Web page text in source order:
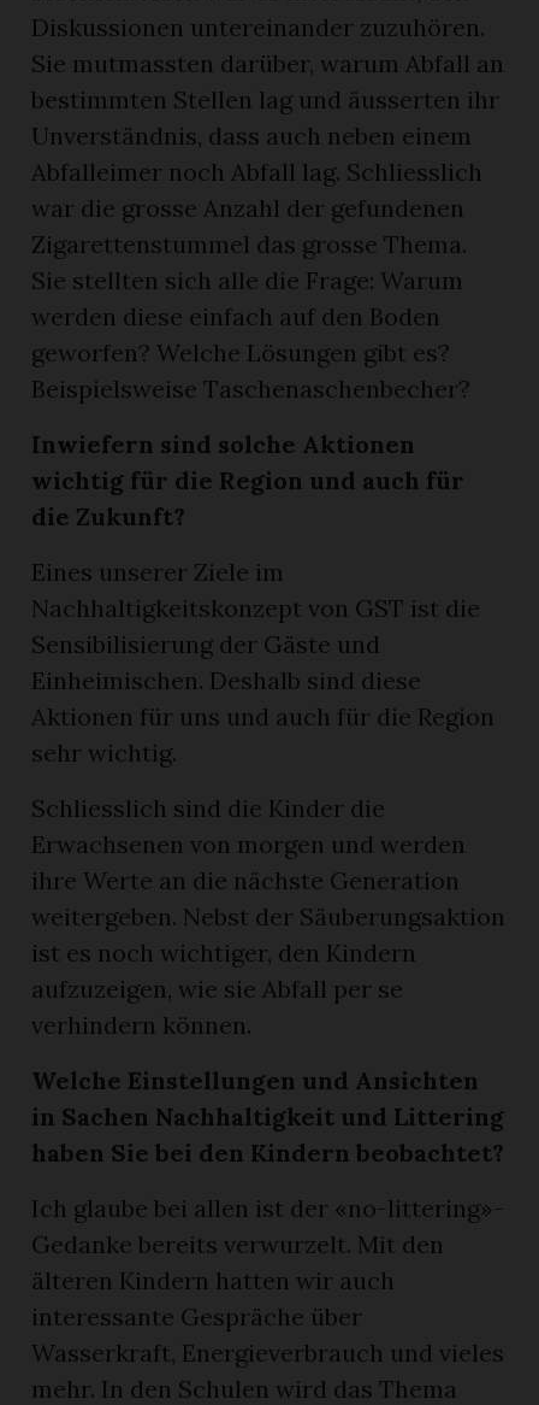
Diskussionen untereinander zuzuhören.
Sie mutmassten darüber, warum Abfall an
bestimmten Stellen lag und äusserten ihr
Unverständnis, dass auch neben einem
Abfalleimer noch Abfall lag. Schliesslich
war die grosse Anzahl der gefundenen
Zigarettenstummel das grosse Thema.
Sie stellten sich alle die Frage: Warum
werden diese einfach auf den Boden
geworfen? Welche Lösungen gibt es?
Beispielsweise Taschenaschenbecher?
Inwiefern sind solche Aktionen
wichtig für die Region und auch für
die Zukunft?
Eines unserer Ziele im
Nachhaltigkeitskonzept von GST ist die
Sensibilisierung der Gäste und
Einheimischen. Deshalb sind diese
Aktionen für uns und auch für die Region
sehr wichtig.
Schliesslich sind die Kinder die
Erwachsenen von morgen und werden
ihre Werte an die nächste Generation
weitergeben. Nebst der Säuberungsaktion
ist es noch wichtiger, den Kindern
aufzuzeigen, wie sie Abfall per se
verhindern können.
Welche Einstellungen und Ansichten
in Sachen Nachhaltigkeit und Littering
haben Sie bei den Kindern beobachtet?
Ich glaube bei allen ist der «no-littering»-
Gedanke bereits verwurzelt. Mit den
älteren Kindern hatten wir auch
interessante Gespräche über
Wasserkraft, Energieverbrauch und vieles
mehr. In den Schulen wird das Thema